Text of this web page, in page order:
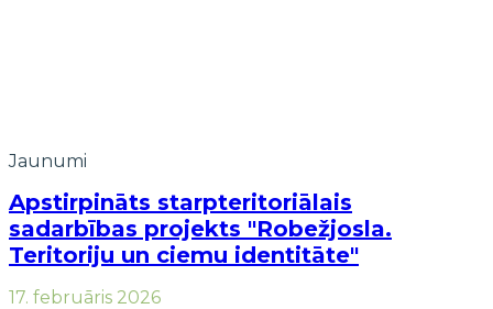
Jaunumi
Apstirpināts starpteritoriālais
sadarbības projekts "Robežjosla.
Teritoriju un ciemu identitāte"
17. februāris 2026